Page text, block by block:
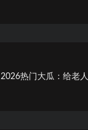
2026热门大瓜：给老